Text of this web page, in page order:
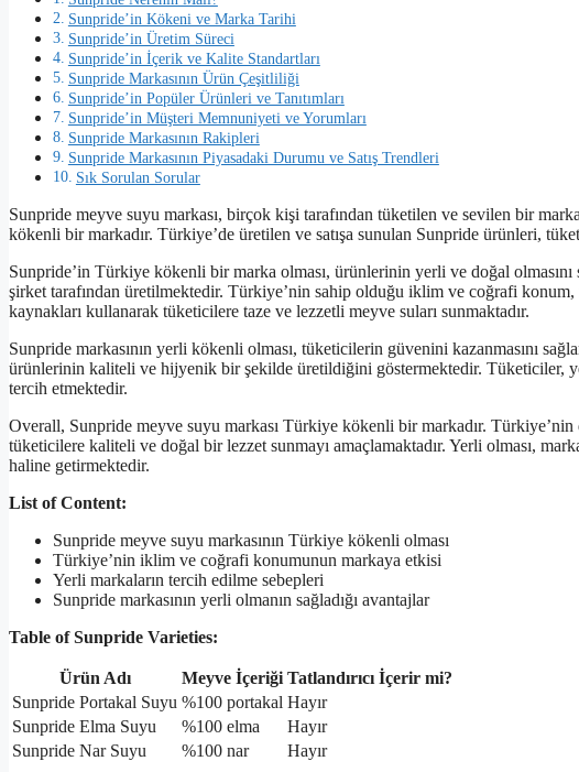
Sunpride’in Kökeni ve Marka Tarihi
Sunpride’in Üretim Süreci
Sunpride’in İçerik ve Kalite Standartları
Sunpride Markasının Ürün Çeşitliliği
Sunpride’in Popüler Ürünleri ve Tanıtımları
Sunpride’in Müşteri Memnuniyeti ve Yorumları
Sunpride Markasının Rakipleri
Sunpride Markasının Piyasadaki Durumu ve Satış Trendleri
Sık Sorulan Sorular
Sunpride meyve suyu markası, birçok kişi tarafından tüketilen ve sevilen bir
kökenli bir markadır. Türkiye’de üretilen ve satışa sunulan Sunpride ürünleri,
Sunpride’in Türkiye kökenli bir marka olması, ürünlerinin yerli ve doğal
şirket tarafından üretilmektedir. Türkiye’nin sahip olduğu iklim ve coğrafi
kaynakları kullanarak tüketicilere taze ve lezzetli meyve suları sunmaktadır.
Sunpride markasının yerli kökenli olması, tüketicilerin güvenini kazanmasını
ürünlerinin kaliteli ve hijyenik bir şekilde üretildiğini göstermektedir. Tüketiciler,
tercih etmektedir.
Overall, Sunpride meyve suyu markası Türkiye kökenli bir markadır.
tüketicilere kaliteli ve doğal bir lezzet sunmayı amaçlamaktadır. Yerli olması,
haline getirmektedir.
List of Content:
Sunpride meyve suyu markasının Türkiye kökenli olması
Türkiye’nin iklim ve coğrafi konumunun markaya etkisi
Yerli markaların tercih edilme sebepleri
Sunpride markasının yerli olmanın sağladığı avantajlar
Table of Sunpride Varieties:
Ürün Adı Meyve İçeriği Tatlandırıcı İçerir mi?
Sunpride Portakal Suyu %100 portakal Hayır
Sunpride Elma Suyu
%100 elma
Hayır
Sunpride Nar Suyu
%100 nar Hayır